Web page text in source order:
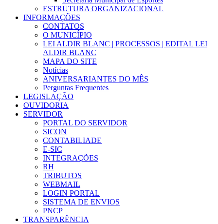
ESTRUTURA ORGANIZACIONAL
INFORMAÇÕES
CONTATOS
O MUNICÍPIO
LEI ALDIR BLANC | PROCESSOS | EDITAL LEI
ALDIR BLANC
MAPA DO SITE
Notícias
ANIVERSARIANTES DO MÊS
Perguntas Frequentes
LEGISLAÇÃO
OUVIDORIA
SERVIDOR
PORTAL DO SERVIDOR
SICON
CONTABILIADE
E-SIC
INTEGRAÇÕES
RH
TRIBUTOS
WEBMAIL
LOGIN PORTAL
SISTEMA DE ENVIOS
PNCP
TRANSPARÊNCIA